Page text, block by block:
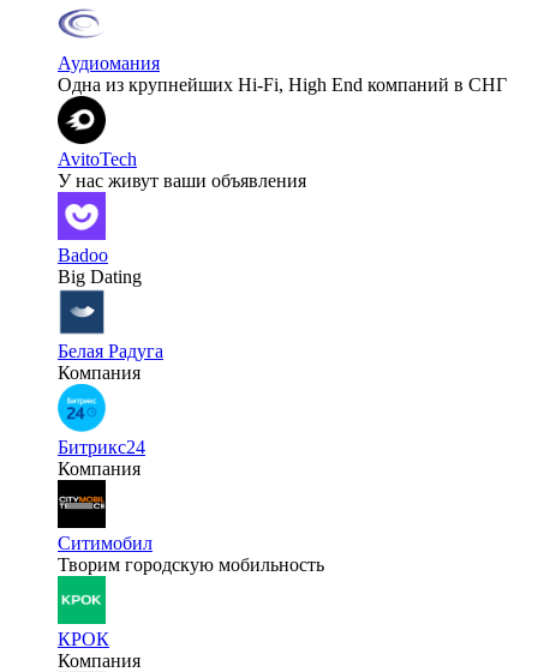
Аудиомания
Одна из крупнейших Hi-Fi, High End компаний в СНГ
AvitoTech
У нас живут ваши объявления
Badoo
Big Dating
Белая Радуга
Компания
Битрикс24
Компания
Ситимобил
Творим городскую мобильность
КРОК
Компания